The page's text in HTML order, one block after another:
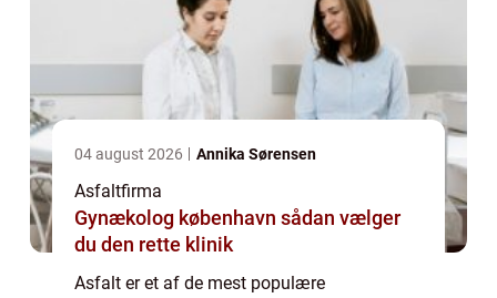
04 august 2026 Annika Sørensen
Asfaltfirma
Gynækolog københavn sådan vælger
du den rette klinik
Asfalt er et af de mest populære